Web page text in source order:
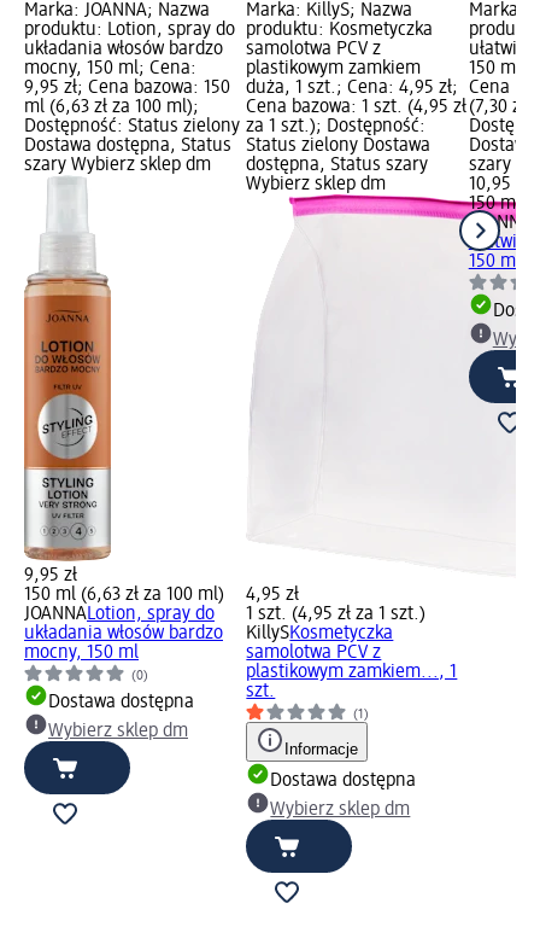
Marka: JOANNA; Nazwa
produktu: Lotion, spray do
układania włosów bardzo
mocny, 150 ml; Cena:
9,95 zł; Cena bazowa: 150
ml (6,63 zł za 100 ml);
Dostępność: Status zielony
Dostawa dostępna, Status
szary Wybierz sklep dm
9,95 zł
150 ml (6,63 zł za 100 ml)
JOANNALotion, spray do
układania włosów bardzo
mocny, 150 ml
(0)
Dostawa dostępna
Wybierz sklep dm
Marka: KillyS; Nazwa
produktu: Kosmetyczka
samolotwa PCV z
plastikowym zamkiem
duża, 1 szt.; Cena: 4,95 zł;
Cena bazowa: 1 szt. (4,95 zł
za 1 szt.); Dostępność:
Status zielony Dostawa
dostępna, Status szary
Wybierz sklep dm
4,95 zł
1 szt. (4,95 zł za 1 szt.)
KillySKosmetyczka
samolotwa PCV z
plastikowym zamkiem..., 1
szt.
(1)
Informacje
Dostawa dostępna
Wybierz sklep dm
Marka:
150 ml;
Cena
(7,30 zł
szary
10,95 zł
150 ml
JOANNA
150 ml